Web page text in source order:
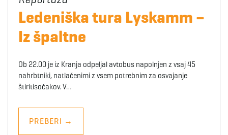
Ledeniška tura Lyskamm –
Iz špaltne
Ob 22.00 je iz Kranja odpeljal avtobus napolnjen z vsaj 45
nahrbtniki, natlačenimi z vsem potrebnim za osvajanje
štiritisočakov. V…
PREBERI →